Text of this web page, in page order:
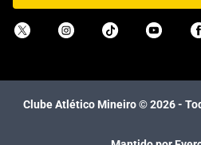
Clube Atlético Mineiro ©2026-